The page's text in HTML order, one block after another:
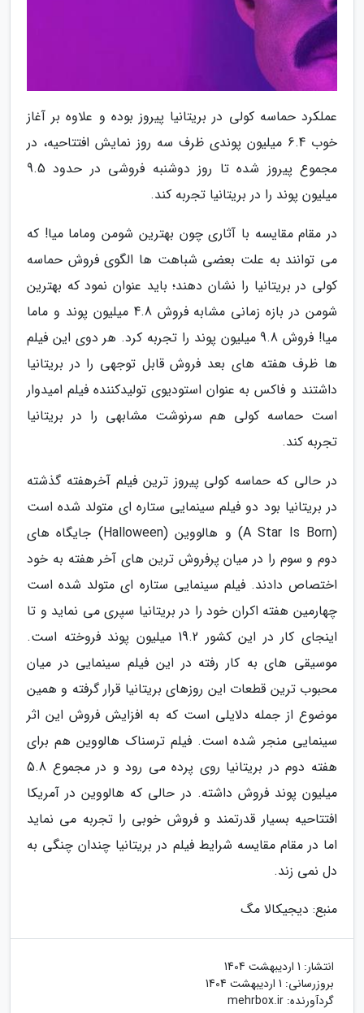
عملکرد حماسه کولی در بریتانیا پیروز بوده و علاوه بر آغاز
خوب 6.4 میلیون پوندی ظرف سه روز نمایش افتتاحیه، در
مجموع پیروز شده تا روز دوشنبه فروشی در حدود 9.5
میلیون پوند را در بریتانیا تجربه کند.
در مقام مقایسه با آثاری چون بهترین شومن وماما میا! که
می توانند به علت بعضی شباهت ها الگوی فروش حماسه
کولی در بریتانیا را نشان دهند؛ باید عنوان نمود که بهترین
شومن در بازه زمانی مشابه فروش 4.8 میلیون پوند و ماما
میا! فروش 9.8 میلیون پوند را تجربه کرد. هر دوی این فیلم
ها ظرف هفته های بعد فروش قابل توجهی را در بریتانیا
داشتند و فاکس به عنوان استودیوی تولیدکننده فیلم امیدوار
است حماسه کولی هم سرنوشت مشابهی را در بریتانیا
تجربه کند.
در حالی که حماسه کولی پیروز ترین فیلم آخرهفته گذشته
در بریتانیا بود دو فیلم سینمایی ستاره ای متولد شده است
(A Star Is Born) و هالووین (Halloween) جایگاه های
دوم و سوم را در میان پرفروش ترین های آخر هفته به خود
اختصاص دادند. فیلم سینمایی ستاره ای متولد شده است
چهارمین هفته اکران خود را در بریتانیا سپری می نماید و تا
اینجای کار در این کشور 19.2 میلیون پوند فروخته است.
موسیقی های به کار رفته در این فیلم سینمایی در میان
محبوب ترین قطعات این روزهای بریتانیا قرار گرفته و همین
موضوع از جمله دلایلی است که به افزایش فروش این اثر
سینمایی منجر شده است. فیلم ترسناک هالووین هم برای
هفته دوم در بریتانیا روی پرده می رود و در مجموع 5.8
میلیون پوند فروش داشته. در حالی که هالووین در آمریکا
افتتاحیه بسیار قدرتمند و فروش خوبی را تجربه می نماید
اما در مقام مقایسه شرایط فیلم در بریتانیا چندان چنگی به
دل نمی زند.
منبع: دیجیکالا مگ
انتشار: 1 اردیبهشت 1404
بروزرسانی: 1 اردیبهشت 1404
گردآورنده: mehrbox.ir